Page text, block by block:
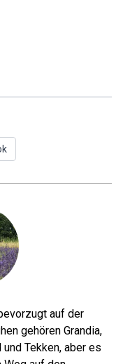
auf der
gehören Grandia,
Tekken, aber es